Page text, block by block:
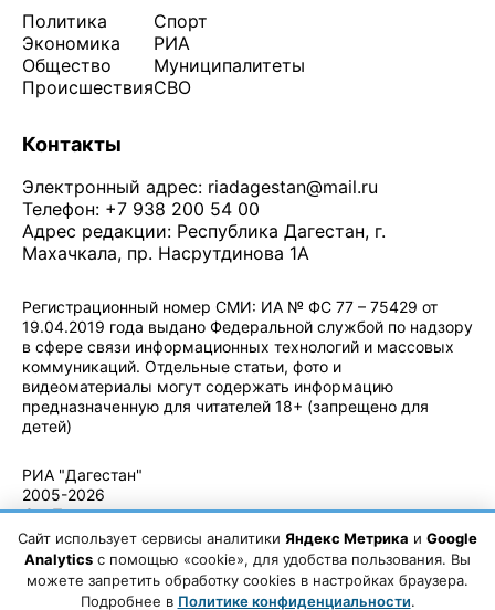
Политика
Экономика
Общество
Происшествия
Спорт
РИА
Муниципалитеты
СВО
Контакты
Электронный адрес: riadagestan@mail.ru
Телефон: +7 938 200 54 00
Адрес редакции: Республика Дагестан, г.
Махачкала, пр. Насрутдинова 1А
Регистрационный номер СМИ: ИА № ФС 77 – 75429 от
19.04.2019 года выдано Федеральной службой по надзору
в сфере связи информационных технологий и массовых
коммуникаций. Отдельные статьи, фото и
видеоматериалы могут содержать информацию
предназначенную для читателей 18+ (запрещено для
детей)
РИА "Дагестан"
2005-2026
© - Правила
использования
материалов.
Авторские
Сайт использует сервисы аналитики Яндекс Метрика и Google
Analytics с помощью «cookie», для удобства пользования. Вы
можете запретить обработку cookies в настройках браузера.
Подробнее в Политике конфиденциальности.